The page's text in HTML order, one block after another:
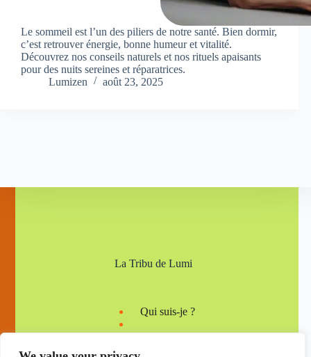
Le sommeil est l’un des piliers de notre santé. Bien dormir,
c’est retrouver énergie, bonne humeur et vitalité.
Découvrez nos conseils naturels et nos rituels apaisants
pour des nuits sereines et réparatrices.
Lumizen
août 23, 2025
La Tribu de Lumi
Qui suis-je ?